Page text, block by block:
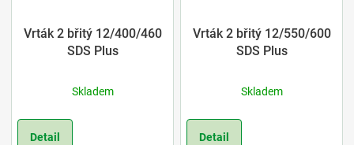
Vrták 2 břitý 12/400/460
SDS Plus
Skladem
Detail
Vrták 2 břitý 12/550/600
SDS Plus
Skladem
Detail